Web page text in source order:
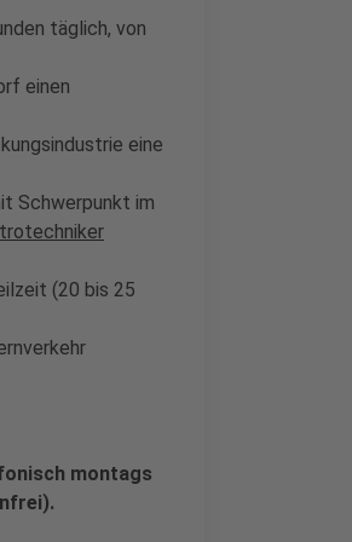
täglich, von
einen
eine
Schwerpunkt im
(20 bis 25
montags